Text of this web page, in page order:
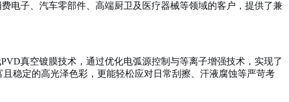
电子、汽车零部件、高端厨卫及医疗器械等领域的客户，提供了兼
真空镀膜技术，通过优化电弧源控制与等离子增强技术，实现了
稳定的高光泽色彩，更能轻松应对日常刮擦、汗液腐蚀等严苛考